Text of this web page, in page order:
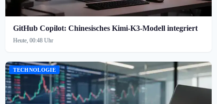
GitHub Copilot: Chinesisches Kimi-K3-Modell integriert
Heute, 00:48 Uhr
TECHNOLOGIE